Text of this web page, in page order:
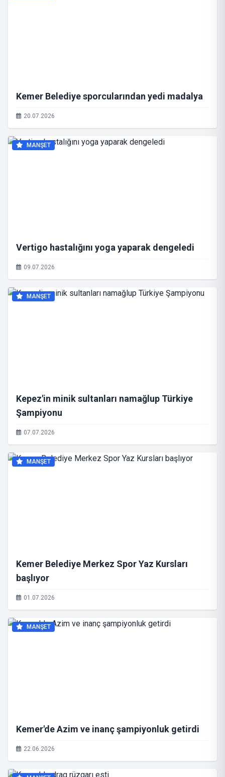
Kemer Belediye sporcularından yedi madalya
20.07.2026
MANŞET
Vertigo hastalığını yoga yaparak dengeledi
09.07.2026
MANŞET
Kepez'in minik sultanları namağlup Türkiye
Şampiyonu
07.07.2026
MANŞET
Kemer Belediye Merkez Spor Yaz Kursları
başlıyor
01.07.2026
MANŞET
Kemer'de Azim ve inanç şampiyonluk getirdi
22.06.2026